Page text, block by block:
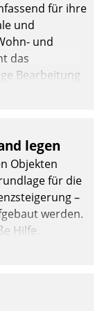
für ihre
und
und
das
Bearbeitung
Kanal
legen
Objekten
für die
–
werden.
Hilfe.